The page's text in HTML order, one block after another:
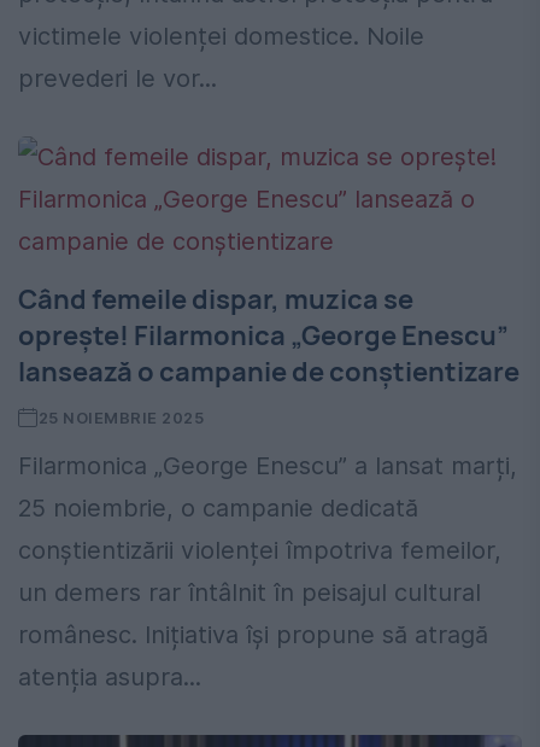
victimele violenței domestice. Noile
prevederi le vor...
Când femeile dispar, muzica se
oprește! Filarmonica „George Enescu”
lansează o campanie de conștientizare
25 NOIEMBRIE 2025
Filarmonica „George Enescu” a lansat marți,
25 noiembrie, o campanie dedicată
conștientizării violenței împotriva femeilor,
un demers rar întâlnit în peisajul cultural
românesc. Inițiativa își propune să atragă
atenția asupra...